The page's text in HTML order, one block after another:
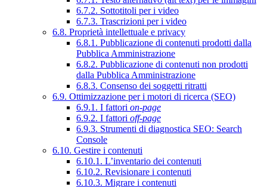
6.7.2. Sottotitoli per i video
6.7.3. Trascrizioni per i video
6.8. Proprietà intellettuale e privacy
6.8.1. Pubblicazione di contenuti prodotti dalla
Pubblica Amministrazione
6.8.2. Pubblicazione di contenuti non prodotti
dalla Pubblica Amministrazione
6.8.3. Consenso dei soggetti ritratti
6.9. Ottimizzazione per i motori di ricerca (SEO)
6.9.1. I fattori on-page
6.9.2. I fattori off-page
6.9.3. Strumenti di diagnostica SEO: Search
Console
6.10. Gestire i contenuti
6.10.1. L’inventario dei contenuti
6.10.2. Revisionare i contenuti
6.10.3. Migrare i contenuti